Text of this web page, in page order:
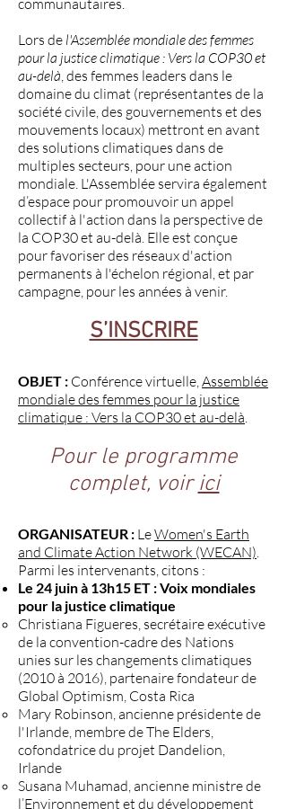
communautaires.
Lors de l'Assemblée mondiale des femmes
pour la justice climatique : Vers la COP30 et
au-delà, des femmes leaders dans le
domaine du climat (représentantes de la
société civile, des gouvernements et des
mouvements locaux) mettront en avant
des solutions climatiques dans de
multiples secteurs, pour une action
mondiale. L'Assemblée servira également
d’espace pour promouvoir un appel
collectif à l'action dans la perspective de
la COP30 et au-delà. Elle est conçue
pour favoriser des réseaux d'action
permanents à l'échelon régional, et par
campagne, pour les années à venir.
S’INSCRIRE
OBJET : Conférence virtuelle,Assemblée
mondiale des femmes pour la justice
climatique : Vers la COP30 et au-delà.
Pour le programme
complet, voirici
ORGANISATEUR : LeWomen's Earth
and Climate Action Network (WECAN).
Parmi les intervenants, citons :
Le 24 juin à 13h15 ET : Voix mondiales
pour la justice climatique
Christiana Figueres, secrétaire exécutive
de la convention-cadre des Nations
unies sur les changements climatiques
(2010 à 2016), partenaire fondateur de
Global Optimism, Costa Rica
Mary Robinson, ancienne présidente de
l'Irlande, membre de The Elders,
cofondatrice du projet Dandelion,
Irlande
Susana Muhamad, ancienne ministre de
l’Environnement et du développement